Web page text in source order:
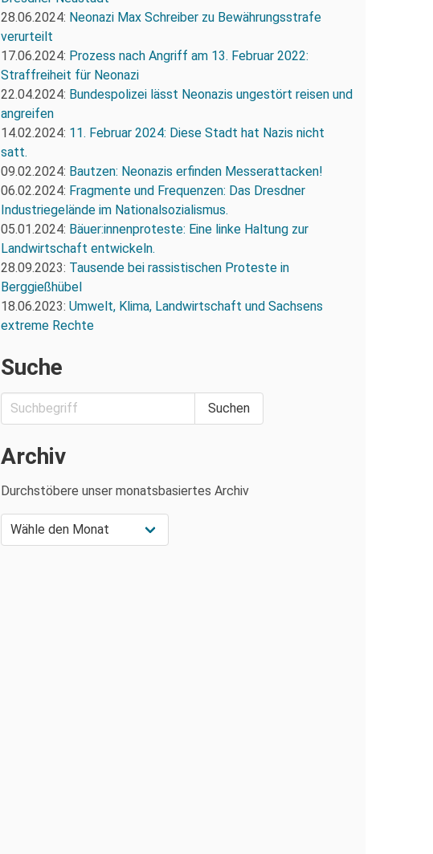
28.06.2024: Neonazi Max Schreiber zu Bewährungsstrafe
verurteilt
17.06.2024: Prozess nach Angriff am 13. Februar 2022:
Straffreiheit für Neonazi
22.04.2024: Bundespolizei lässt Neonazis ungestört reisen und
angreifen
14.02.2024: 11. Februar 2024: Diese Stadt hat Nazis nicht
satt.
09.02.2024: Bautzen: Neonazis erfinden Messerattacken!
06.02.2024: Fragmente und Frequenzen: Das Dresdner
Industriegelände im Nationalsozialismus.
05.01.2024: Bäuer:innenproteste: Eine linke Haltung zur
Landwirtschaft entwickeln.
28.09.2023: Tausende bei rassistischen Proteste in
Berggießhübel
18.06.2023: Umwelt, Klima, Landwirtschaft und Sachsens
extreme Rechte
Suche
Archiv
Durchstöbere unser monatsbasiertes Archiv